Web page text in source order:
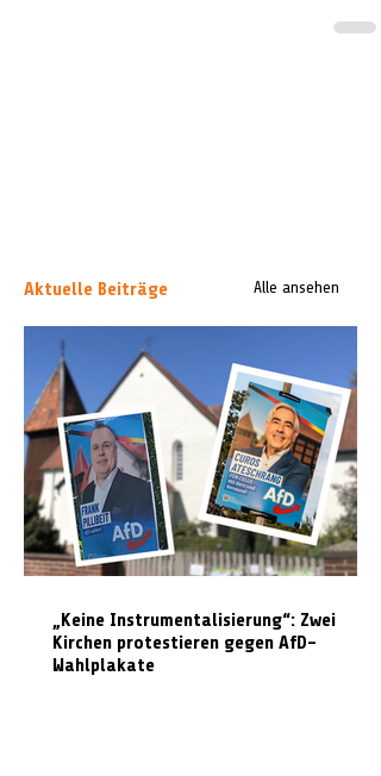
Aktuelle Beiträge Alle ansehen
„Keine Instrumentalisierung“: Zwei
Kirchen protestieren gegen AfD-
Wahlplakate